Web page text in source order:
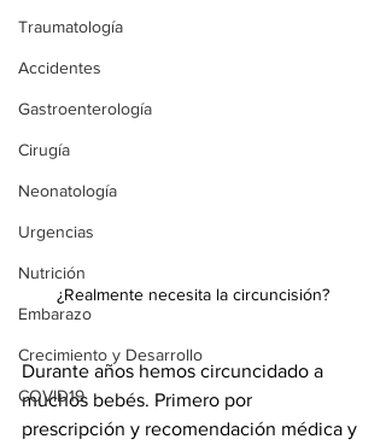
Traumatología
Accidentes
Gastroenterología
Cirugía
Neonatología
Urgencias
Nutrición
Embarazo
Crecimiento y Desarrollo
COVID19
¿Realmente necesita la circuncisión?
Durante años hemos circuncidado a
muchos bebés. Primero por
prescripción y recomendación médica y